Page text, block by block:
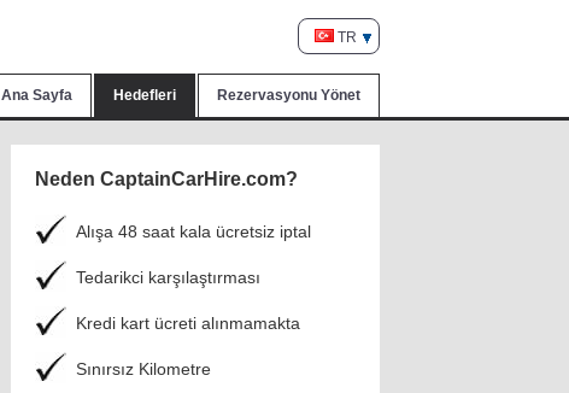
TR
Ana Sayfa Hedefleri Rezervasyonu Yönet
Neden CaptainCarHire.com?
Alışa 48 saat kala ücretsiz iptal
Tedarikci karşılaştırması
Kredi kart ücreti alınmamakta
Sınırsız Kilometre